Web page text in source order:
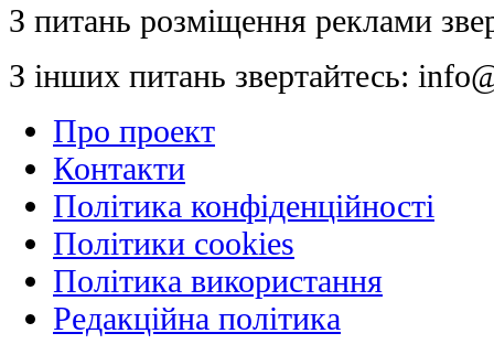
З питань розміщення реклами
З інших питань звертайтесь:
Про проект
Контакти
Політика конфіденційності
Політики cookies
Політика використання
Редакційна політика